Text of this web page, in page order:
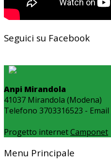
Seguici su Facebook
Anpi Mirandola
41037 Mirandola (Modena)
Telefono 3703316523 - Email
Progetto internetCamponet
Menu Principale